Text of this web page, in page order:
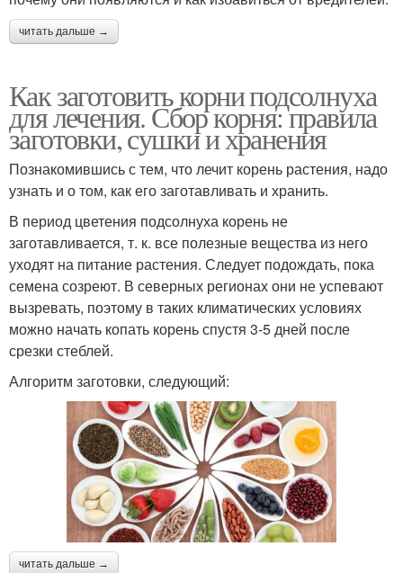
читать дальше →
Как заготовить корни подсолнуха
для лечения. Сбор корня: правила
заготовки, сушки и хранения
Познакомившись с тем, что лечит корень растения, надо
узнать и о том, как его заготавливать и хранить.
В период цветения подсолнуха корень не
заготавливается, т. к. все полезные вещества из него
уходят на питание растения. Следует подождать, пока
семена созреют. В северных регионах они не успевают
вызревать, поэтому в таких климатических условиях
можно начать копать корень спустя 3-5 дней после
срезки стеблей.
Алгоритм заготовки, следующий:
читать дальше →